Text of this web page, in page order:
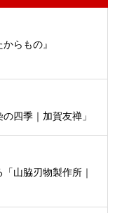
らもの』
四季｜加賀友禅」
山脇刃物製作所｜